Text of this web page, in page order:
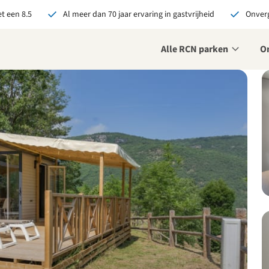
een 8.5 Al meer dan 70 jaar ervaring in gastvrijheid
Alle RCN parken
bij RCN boekt, krijg je:
De beste prijsgarantie
Exclusieve voordelen
Persoonlijk contact
alle voordelen